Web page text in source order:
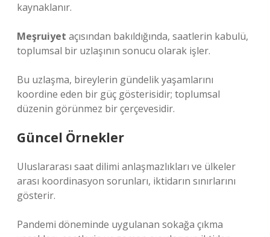
kaynaklanır.
Meşruiyet açısından bakıldığında, saatlerin kabulü,
toplumsal bir uzlaşının sonucu olarak işler.
Bu uzlaşma, bireylerin gündelik yaşamlarını
koordine eden bir güç gösterisidir; toplumsal
düzenin görünmez bir çerçevesidir.
Güncel Örnekler
Uluslararası saat dilimi anlaşmazlıkları ve ülkeler
arası koordinasyon sorunları, iktidarın sınırlarını
gösterir.
Pandemi döneminde uygulanan sokağa çıkma